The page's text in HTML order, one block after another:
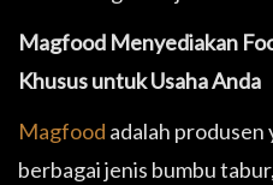
Magfood Menyediakan
Khusus untuk Usaha Anda
Magfood adalah produsen
berbagai jenis bumbu